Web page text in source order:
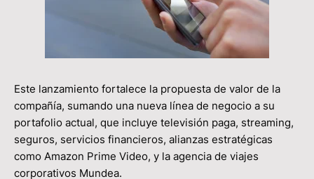
Este lanzamiento fortalece la propuesta de valor de la
compañía, sumando una nueva línea de negocio a su
portafolio actual, que incluye televisión paga, streaming,
seguros, servicios financieros, alianzas estratégicas
como Amazon Prime Video, y la agencia de viajes
corporativos Mundea.